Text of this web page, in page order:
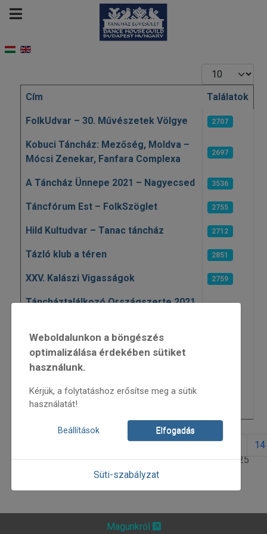
Tételek #
Cikkek
Cím Találatok
FolkUdvar – 30. Művészetek Völgye 2707
Kobuci Táncház: Mezőség, Moldva –
Mócsi Zenekar, Fanfara Complexa
2697
A Táncház Ünnepe 2021 – Nagyecsed 3536
Táncfórum Est – FolkSzöglet 2755
Hild Kultudvar – Tanac táncház 2712
Tázló klub a téren 2851
XXV. Kalászi Vigasságok 2759
Táncháztalálkozó Országszerte 2021
Táncháztalálkozó Országszerte 2021
– Bartók fülével; Táncház Maraton
– „Ókútból friss víz” – Világzenei
koncertek és táncház
11. oldal / 25
9 10 11 12 14
Weboldalunkon a böngészés
optimalizálása érdekében sütiket
használunk.
Kérjük, a folytatáshoz erősítse meg a sütik
használatát!
Beállítások Elfogadás
Süti-szabályzat
Magunkról